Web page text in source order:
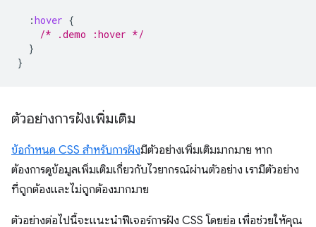
:hover {
/* .demo :hover */
}
}
ตัวอย่างการฝังเพิ่มเติม
ข้อกำหนด CSS สำหรับการฝังมีตัวอย่างเพิ่มเติมมากมาย หาก
ต้องการดูข้อมูลเพิ่มเติมเกี่ยวกับไวยากรณ์ผ่านตัวอย่าง เรามีตัวอย่าง
ที่ถูกต้องและไม่ถูกต้องมากมาย
ตัวอย่างต่อไปนี้จะแนะนำฟีเจอร์การฝัง CSS โดยย่อ เพื่อช่วยให้คุณ